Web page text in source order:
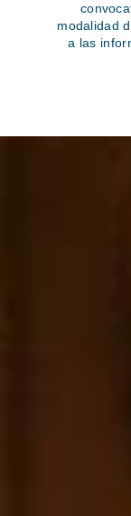
modalidad
a las